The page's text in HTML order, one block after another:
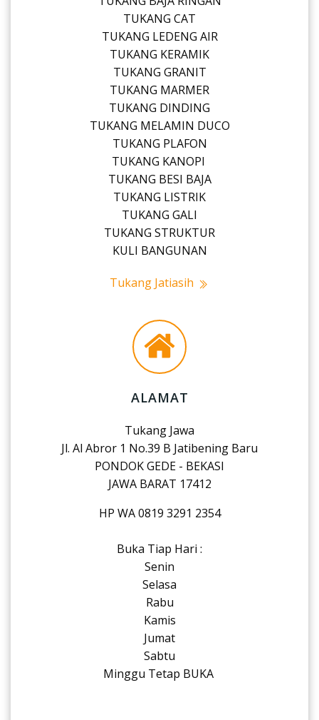
TUKANG CAT
TUKANG LEDENG AIR
TUKANG KERAMIK
TUKANG GRANIT
TUKANG MARMER
TUKANG DINDING
TUKANG MELAMIN DUCO
TUKANG PLAFON
TUKANG KANOPI
TUKANG BESI BAJA
TUKANG LISTRIK
TUKANG GALI
TUKANG STRUKTUR
KULI BANGUNAN
Tukang Jatiasih
ALAMAT
Tukang Jawa
Jl. Al Abror 1 No.39 B Jatibening Baru
PONDOK GEDE - BEKASI
JAWA BARAT 17412
HP WA 0819 3291 2354
Buka Tiap Hari :
Senin
Selasa
Rabu
Kamis
Jumat
Sabtu
Minggu Tetap BUKA